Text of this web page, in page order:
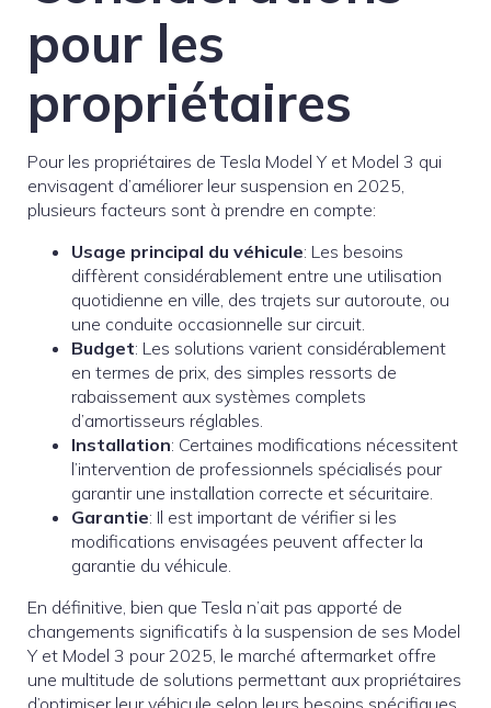
pour les
propriétaires
Pour les propriétaires de Tesla Model Y et Model 3 qui
envisagent d’améliorer leur suspension en 2025,
plusieurs facteurs sont à prendre en compte:
Usage principal du véhicule: Les besoins
diffèrent considérablement entre une utilisation
quotidienne en ville, des trajets sur autoroute, ou
une conduite occasionnelle sur circuit.
Budget: Les solutions varient considérablement
en termes de prix, des simples ressorts de
rabaissement aux systèmes complets
d’amortisseurs réglables.
Installation: Certaines modifications nécessitent
l’intervention de professionnels spécialisés pour
garantir une installation correcte et sécuritaire.
Garantie: Il est important de vérifier si les
modifications envisagées peuvent affecter la
garantie du véhicule.
En définitive, bien que Tesla n’ait pas apporté de
changements significatifs à la suspension de ses Model
Y et Model 3 pour 2025, le marché aftermarket offre
une multitude de solutions permettant aux propriétaires